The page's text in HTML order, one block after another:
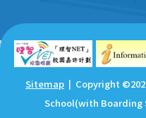
Sitemap | Copyright ©
School(with Boarding